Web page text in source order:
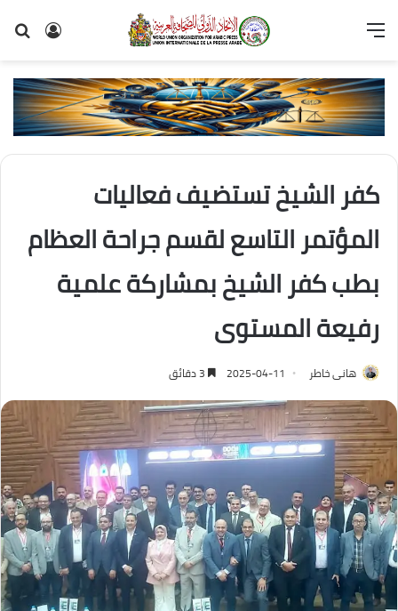
تسجيل
القائمة
كفر الشيخ تستضيف فعاليات
المؤتمر التاسع لقسم جراحة العظام
بطب كفر الشيخ بمشاركة علمية
رفيعة المستوى
هانى خاطر 2025-04-11